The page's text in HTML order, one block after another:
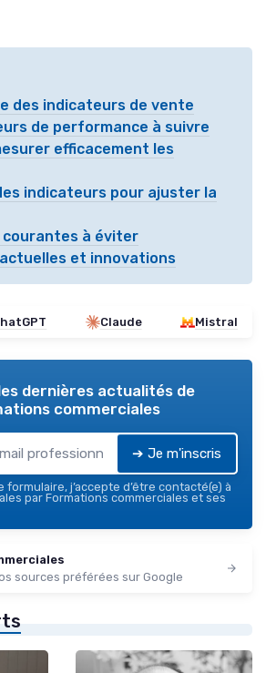
des indicateurs de vente
de performance à suivre
efficacement les
indicateurs pour ajuster la
courantes à éviter
et innovations
Claude Mistral
dernières actualités de
commerciales
➔ Je m'inscris
formulaire, j’accepte d’être contacté(e) à
par Formations commerciales et ses
sources préférées sur Google